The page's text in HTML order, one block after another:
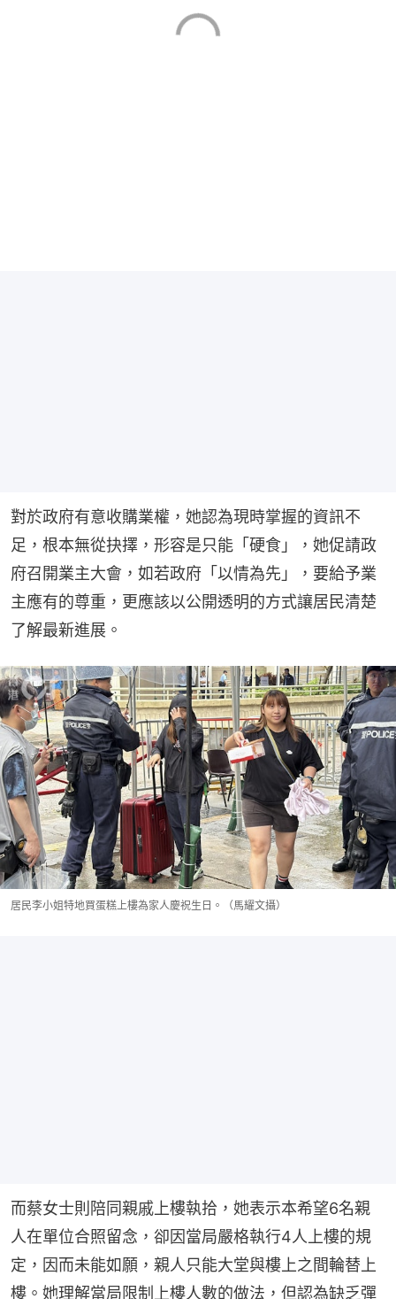
對於政府有意收購業權，她認為現時掌握的資訊不
足，根本無從抉擇，形容是只能「硬食」，她促請政
府召開業主大會，如若政府「以情為先」，要給予業
主應有的尊重，更應該以公開透明的方式讓居民清楚
了解最新進展。
居民李小姐特地買蛋糕上樓為家人慶祝生日。（馬耀文攝）
而蔡女士則陪同親戚上樓執拾，她表示本希望6名親
人在單位合照留念，卻因當局嚴格執行4人上樓的規
定，因而未能如願，親人只能大堂與樓上之間輪替上
樓。她理解當局限制上樓人數的做法，但認為缺乏彈